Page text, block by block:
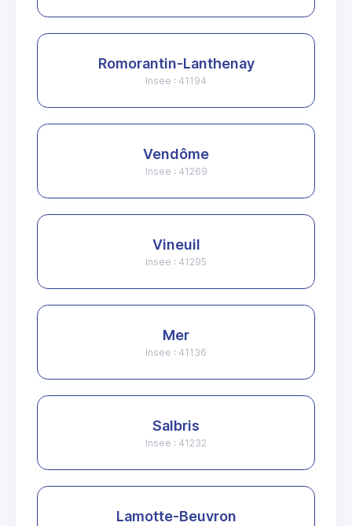
Romorantin-Lanthenay
Insee : 41194
Vendôme
Insee : 41269
Vineuil
Insee : 41295
Mer
Insee : 41136
Salbris
Insee : 41232
Lamotte-Beuvron